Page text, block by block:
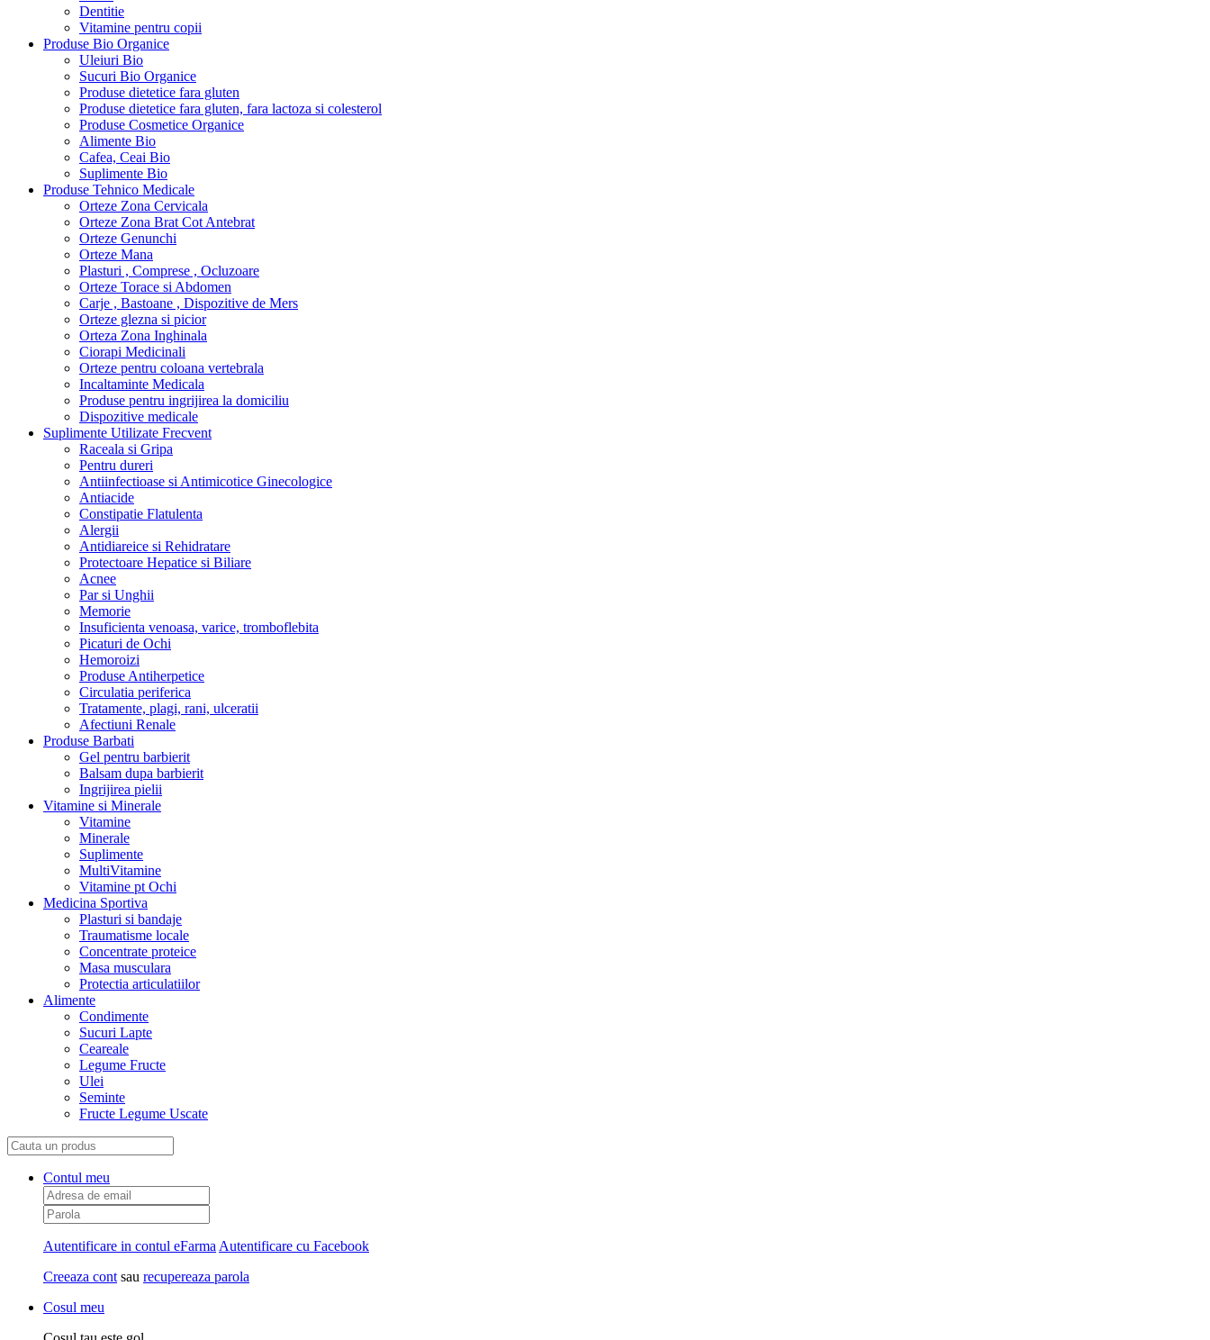
Dentitie
Vitamine pentru copii
Produse Bio Organice
Uleiuri Bio
Sucuri Bio Organice
Produse dietetice fara gluten
Produse dietetice fara gluten, fara lactoza si colesterol
Produse Cosmetice Organice
Alimente Bio
Cafea, Ceai Bio
Suplimente Bio
Produse Tehnico Medicale
Orteze Zona Cervicala
Orteze Zona Brat Cot Antebrat
Orteze Genunchi
Orteze Mana
Plasturi , Comprese , Ocluzoare
Orteze Torace si Abdomen
Carje , Bastoane , Dispozitive de Mers
Orteze glezna si picior
Orteza Zona Inghinala
Ciorapi Medicinali
Orteze pentru coloana vertebrala
Incaltaminte Medicala
Produse pentru ingrijirea la domiciliu
Dispozitive medicale
Suplimente Utilizate Frecvent
Raceala si Gripa
Pentru dureri
Antiinfectioase si Antimicotice Ginecologice
Antiacide
Constipatie Flatulenta
Alergii
Antidiareice si Rehidratare
Protectoare Hepatice si Biliare
Acnee
Par si Unghii
Memorie
Insuficienta venoasa, varice, tromboflebita
Picaturi de Ochi
Hemoroizi
Produse Antiherpetice
Circulatia periferica
Tratamente, plagi, rani, ulceratii
Afectiuni Renale
Produse Barbati
Gel pentru barbierit
Balsam dupa barbierit
Ingrijirea pielii
Vitamine si Minerale
Vitamine
Minerale
Suplimente
MultiVitamine
Vitamine pt Ochi
Medicina Sportiva
Plasturi si bandaje
Traumatisme locale
Concentrate proteice
Masa musculara
Protectia articulatiilor
Alimente
Condimente
Sucuri Lapte
Ceareale
Legume Fructe
Ulei
Seminte
Fructe Legume Uscate
Contul meu
Autentificare in contul eFarma Autentificare cu Facebook
Creeaza cont sau recupereaza parola
Cosul meu